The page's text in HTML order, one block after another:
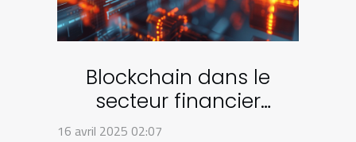
Blockchain dans le
secteur financier
innovations et impacts
16 avril 2025 02:07